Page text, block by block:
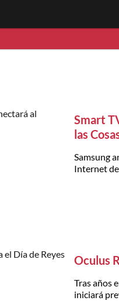
Smart
las
Samsung
Internet
Oculus
Tras años
iniciará